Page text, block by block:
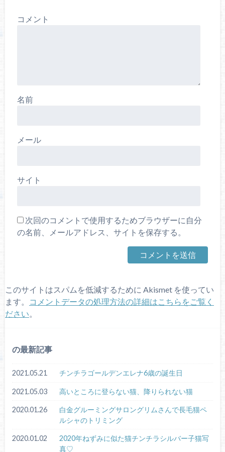
コメント
名前
メール
サイト
次回のコメントで使用するためブラウザーに自分
の名前、メールアドレス、サイトを保存する。
このサイトはスパムを低減するために Akismet を使ってい
ます。
コメントデータの処理方法の詳細はこちらをご覧く
ださい
の最新記事
2021.05.21 チンチラゴールデンエレナ6歳の誕生日
2021.05.03 高いところに登らない猫、降りられない猫
2020.01.26
白金グルーミングサロングリムさんで長毛猫ペ
ルシャのトリミング
2020.01.02
2020年ねずみに似た猫チンチラシルバー子猫写
真♡